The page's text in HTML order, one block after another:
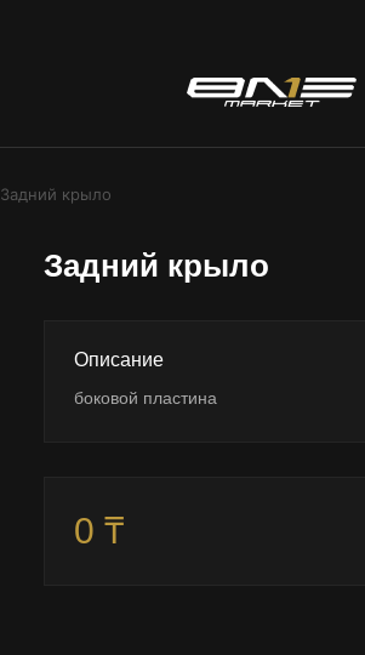
Задний крыло
Задний крыло
Описание
боковой пластина
0 ₸